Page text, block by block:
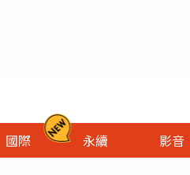
國際 永續 影音